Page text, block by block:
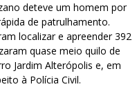
deteve um homem por
de patrulhamento.
localizar e apreender 392
quase meio quilo de
Jardim Alterópolis e, em
à Polícia Civil.